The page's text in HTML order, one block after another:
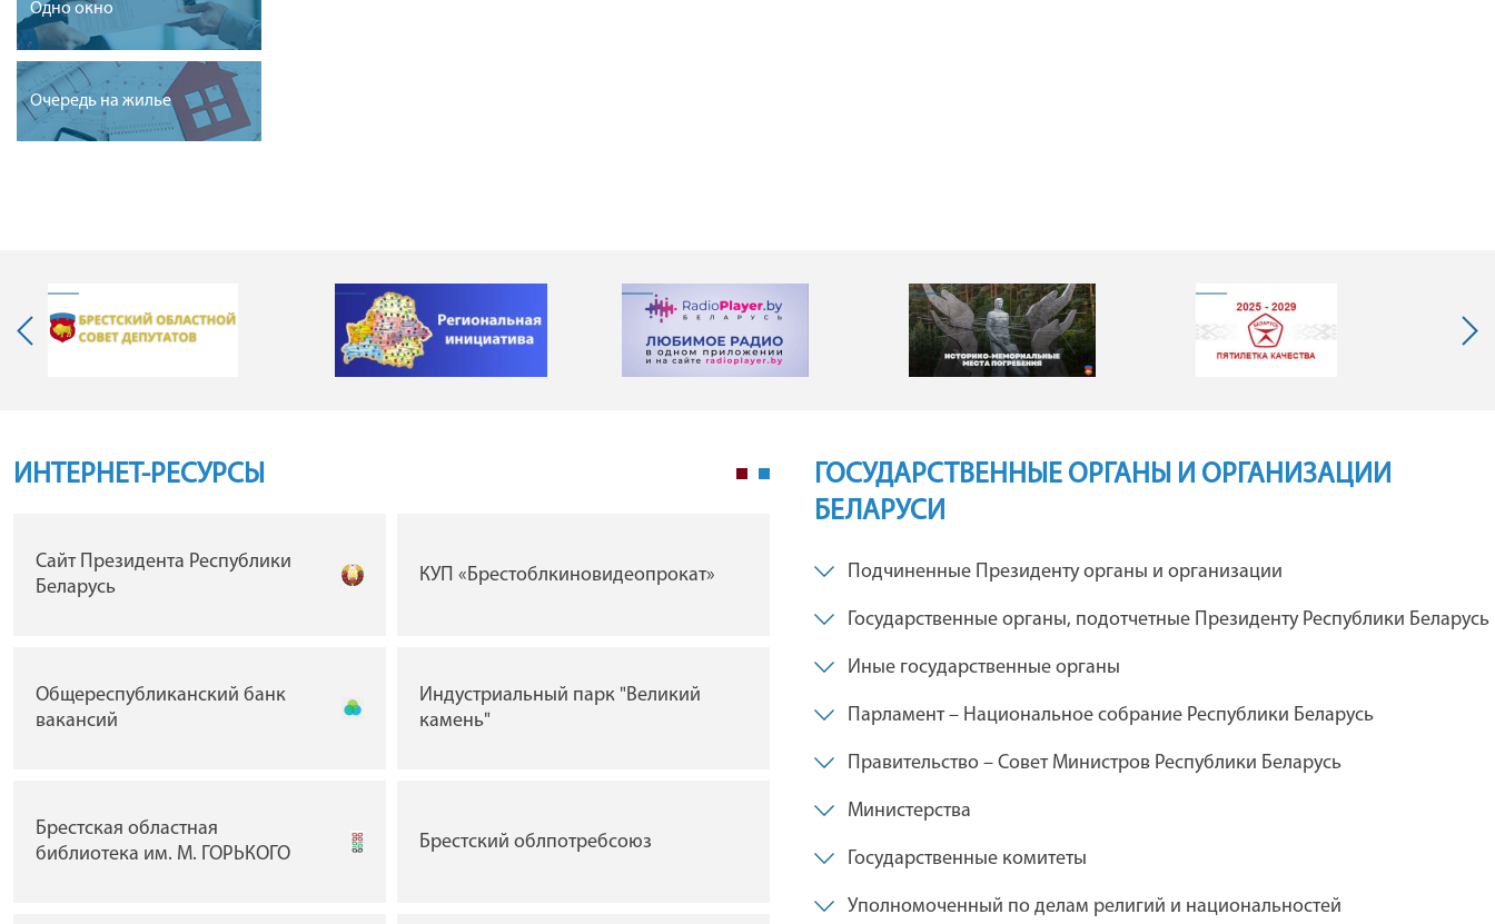
Одно окно
Очередь на жилье
ИНТЕРНЕТ-РЕСУРСЫ
Сайт Президента Республики
Беларусь
КУП «Брестоблкиновидеопрокат»
Общереспубликанский банк
вакансий
Индустриальный парк "Великий
камень"
Брестская областная
библиотека им. М. ГОРЬКОГО
Брестский облпотребсоюз
ГУ "Брестская областная
филармония"
Каталог предприятий концерна
"Беллегпром"
драмы им. Ленинского комсомола
Дебюрократизация
Брестская таможня
ГОСУДАРСТВЕННЫЕ ОРГАНЫ И ОРГАНИЗАЦИИ
БЕЛАРУСИ
Подчиненные Президенту органы и организации
Государственные органы, подотчетные Президенту Республики Беларусь
Иные государственные органы
Парламент – Национальное собрание Республики Беларусь
Правительство – Совет Министров Республики Беларусь
Министерства
Государственные комитеты
Уполномоченный по делам религий и национальностей